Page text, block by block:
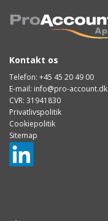
Kontakt os
Telefon: +45 45 20 49 00
E-mail: info@pro-account.dk
CVR: 31941830
Privatlivspolitik
Cookiepolitik
Sitemap